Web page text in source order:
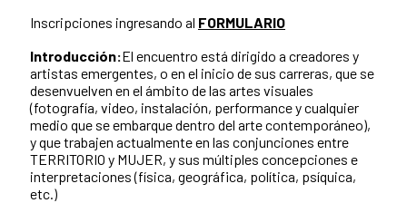
Inscripciones ingresando al FORMULARIO
Introducción:El encuentro está dirigido a creadores y
artistas emergentes, o en el inicio de sus carreras, que se
desenvuelven en el ámbito de las artes visuales
(fotografía, video, instalación, performance y cualquier
medio que se embarque dentro del arte contemporáneo),
y que trabajen actualmente en las conjunciones entre
TERRITORIO y MUJER, y sus múltiples concepciones e
interpretaciones (física, geográfica, política, psíquica,
etc.)